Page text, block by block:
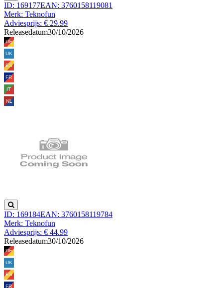
ID: 169177EAN: 3760158119081
Merk: Teknofun
Adviesprijs: € 29.99
Releasedatum30/10/2026
ID: 169184EAN: 3760158119784
Merk: Teknofun
Adviesprijs: € 44.99
Releasedatum30/10/2026